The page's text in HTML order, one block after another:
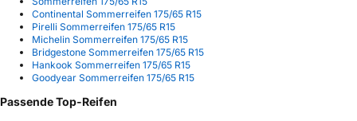
Continental Sommerreifen 175/65 R15
Pirelli Sommerreifen 175/65 R15
Michelin Sommerreifen 175/65 R15
Bridgestone Sommerreifen 175/65 R15
Hankook Sommerreifen 175/65 R15
Goodyear Sommerreifen 175/65 R15
Passende Top-Reifen